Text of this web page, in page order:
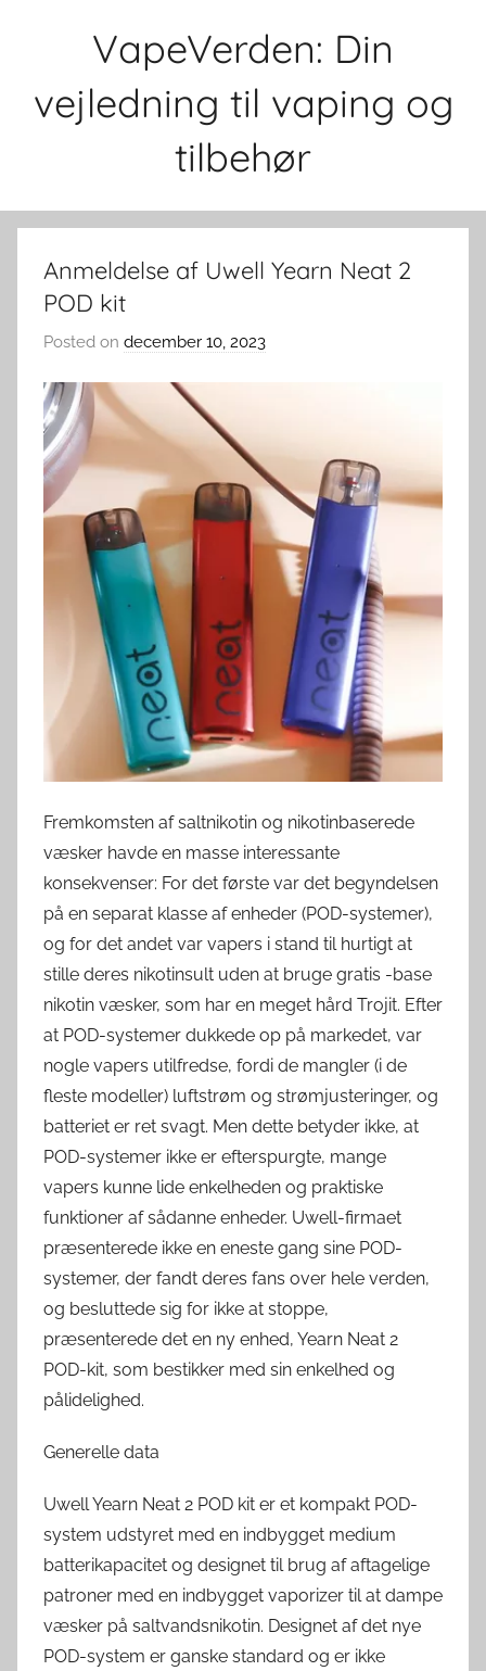
VapeVerden: Din
vejledning til vaping og
tilbehør
Anmeldelse af Uwell Yearn Neat 2
POD kit
Posted on december 10, 2023
e
v
e
Fremkomsten af saltnikotin og nikotinbaserede
væsker havde en masse interessante
konsekvenser: For det første var det begyndelsen
på en separat klasse af enheder (POD-systemer),
og for det andet var vapers i stand til hurtigt at
stille deres nikotinsult uden at bruge gratis -base
nikotin væsker, som har en meget hård Trojit. Efter
at POD-systemer dukkede op på markedet, var
nogle vapers utilfredse, fordi de mangler (i de
fleste modeller) luftstrøm og strømjusteringer, og
batteriet er ret svagt. Men dette betyder ikke, at
POD-systemer ikke er efterspurgte, mange
vapers kunne lide enkelheden og praktiske
funktioner af sådanne enheder. Uwell-firmaet
præsenterede ikke en eneste gang sine POD-
systemer, der fandt deres fans over hele verden,
og besluttede sig for ikke at stoppe,
præsenterede det en ny enhed, Yearn Neat 2
POD-kit, som bestikker med sin enkelhed og
pålidelighed.
Generelle data
Uwell Yearn Neat 2 POD kit er et kompakt POD-
system udstyret med en indbygget medium
batterikapacitet og designet til brug af aftagelige
patroner med en indbygget vaporizer til at dampe
væsker på saltvandsnikotin. Designet af det nye
POD-system er ganske standard og er ikke